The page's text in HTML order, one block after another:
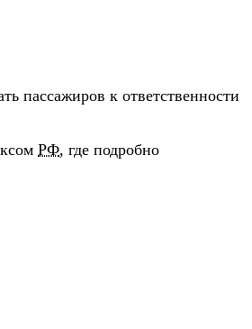
пассажиров к ответственности
РФ, где подробно